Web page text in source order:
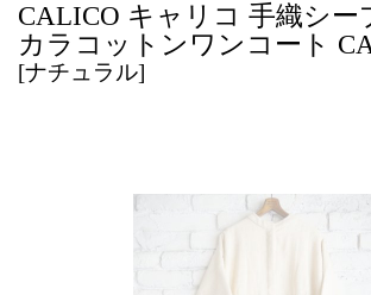
CALICO キャリコ 手織シー
カラコットンワンコート
[ナチュラル]